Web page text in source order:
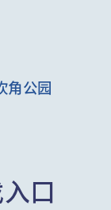
角公园
口